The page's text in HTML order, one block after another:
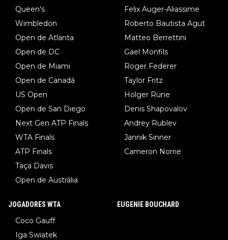
Queen's
Wimbledon
Open de Atlanta
Open de DC
Open de Miami
Open de Canadá
US Open
Open de San Diego
Next Gen ATP Finals
WTA Finals
ATP Finals
Taça Davis
Open de Austrália
Felix Auger-Aliassime
Roberto Bautista Agut
Matteo Berrettini
Gael Monfils
Roger Federer
Taylor Fritz
Holger Rune
Denis Shapovalov
Andrey Rublev
Jannik Sinner
Cameron Norrie
JOGADORES WTA
Coco Gauff
Iga Swiatek
EUGENIE BOUCHARD